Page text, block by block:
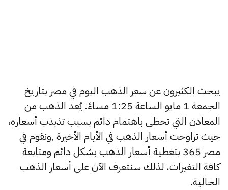
يبحث الكثيرون عن سعر الذهب اليوم في مصر بتاريخ
الجمعة 1 مايو الساعة 1:25 مساءً. يُعد الذهب من
المعادن التي تحظى باهتمام دائم بسبب تذبذب أسعاره،
حيث تراوحت أسعار الذهب في الأيام الأخيرة ,ونقوم في
مصر 365 بتغطية أسعار الذهب بشكل دائم ومتابعة
كافة التغيرات، لذلك سنتعرف الآن على أسعار الذهب
الحالية.